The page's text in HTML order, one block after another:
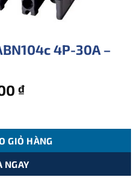
4P-30A –
₫.
₫Giá
là:
925.000 ₫.
GIỎ HÀNG
NGAY